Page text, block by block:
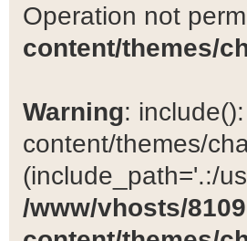
Operation not
content/themes/
Warning:
content/themes/
(include_path='.:/
/www/vhosts/